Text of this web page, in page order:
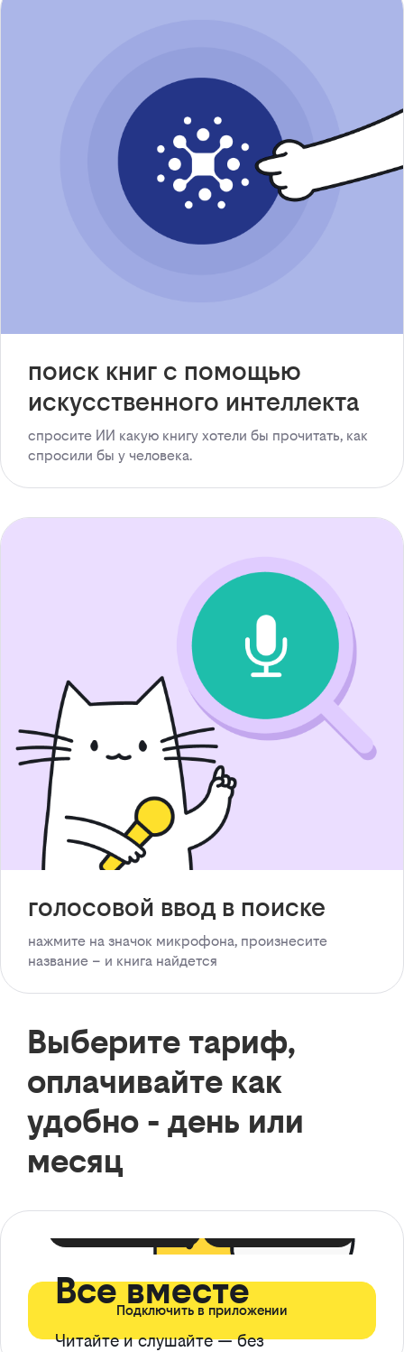
поиск книг с помощью
искусственного интеллекта
спросите ИИ какую книгу хотели бы прочитать, как
спросили бы у человека.
голосовой ввод в поиске
нажмите на значок микрофона, произнесите
название – и книга найдется
Выберите тариф,
оплачивайте как
удобно - день или
месяц
Все вместе
Читайте и слушайте — без
Подключить в приложении